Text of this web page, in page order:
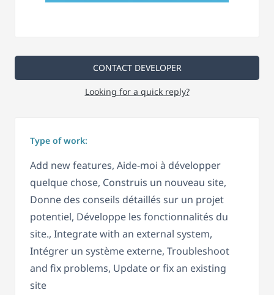
CONTACT DEVELOPER
Looking for a quick reply?
Type of work:
Add new features, Aide-moi à développer
quelque chose, Construis un nouveau site,
Donne des conseils détaillés sur un projet
potentiel, Développe les fonctionnalités du
site., Integrate with an external system,
Intégrer un système externe, Troubleshoot
and fix problems, Update or fix an existing
site